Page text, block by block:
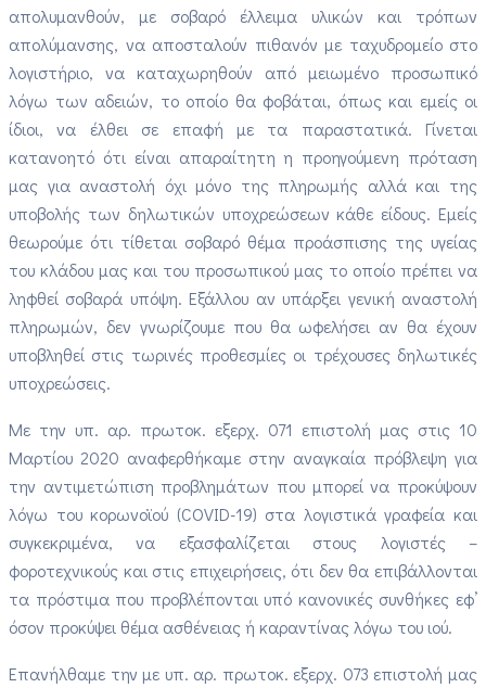
απολυμανθούν, με σοβαρό έλλειμα υλικών και τρόπων
απολύμανσης, να αποσταλούν πιθανόν με ταχυδρομείο στο
λογιστήριο, να καταχωρηθούν από μειωμένο προσωπικό
λόγω των αδειών, το οποίο θα φοβάται, όπως και εμείς οι
ίδιοι, να έλθει σε επαφή με τα παραστατικά. Γίνεται
κατανοητό ότι είναι απαραίτητη η προηγούμενη πρόταση
μας για αναστολή όχι μόνο της πληρωμής αλλά και της
υποβολής των δηλωτικών υποχρεώσεων κάθε είδους. Εμείς
θεωρούμε ότι τίθεται σοβαρό θέμα προάσπισης της υγείας
του κλάδου μας και του προσωπικού μας το οποίο πρέπει να
ληφθεί σοβαρά υπόψη. Εξάλλου αν υπάρξει γενική αναστολή
πληρωμών, δεν γνωρίζουμε που θα ωφελήσει αν θα έχουν
υποβληθεί στις τωρινές προθεσμίες οι τρέχουσες δηλωτικές
υποχρεώσεις.
Με την υπ. αρ. πρωτοκ. εξερχ. 071 επιστολή μας στις 10
Μαρτίου 2020 αναφερθήκαμε στην αναγκαία πρόβλεψη για
την αντιμετώπιση προβλημάτων που μπορεί να προκύψουν
λόγω του κορωνοϊού (COVID-19) στα λογιστικά γραφεία και
συγκεκριμένα, να εξασφαλίζεται στους λογιστές –
φοροτεχνικούς και στις επιχειρήσεις, ότι δεν θα επιβάλλονται
τα πρόστιμα που προβλέπονται υπό κανονικές συνθήκες εφ’
όσον προκύψει θέμα ασθένειας ή καραντίνας λόγω του ιού.
Επανήλθαμε την με υπ. αρ. πρωτοκ. εξερχ. 073 επιστολή μας